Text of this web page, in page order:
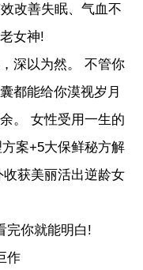
改善失眠、气血不
女神!
深以为然。 不管你
都能给你漠视岁月
。 女性受用一生的
案+5大保鲜秘方解
获美丽活出逆龄女
你就能明白!
作